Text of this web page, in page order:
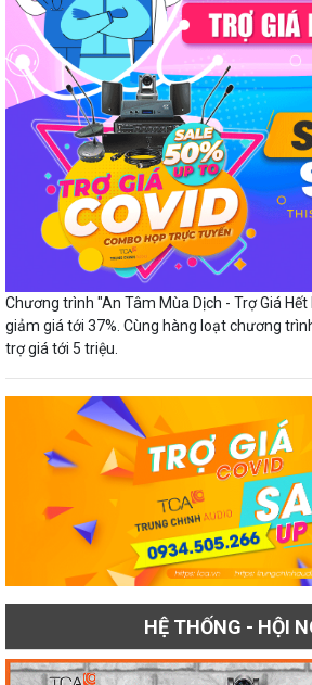
Chương trình "An Tâm Mùa Dịch - Trợ Giá
giảm giá tới 37%. Cùng hàng loạt chương
trợ giá tới 5 triệu.
HỆ THỐNG - HỘI